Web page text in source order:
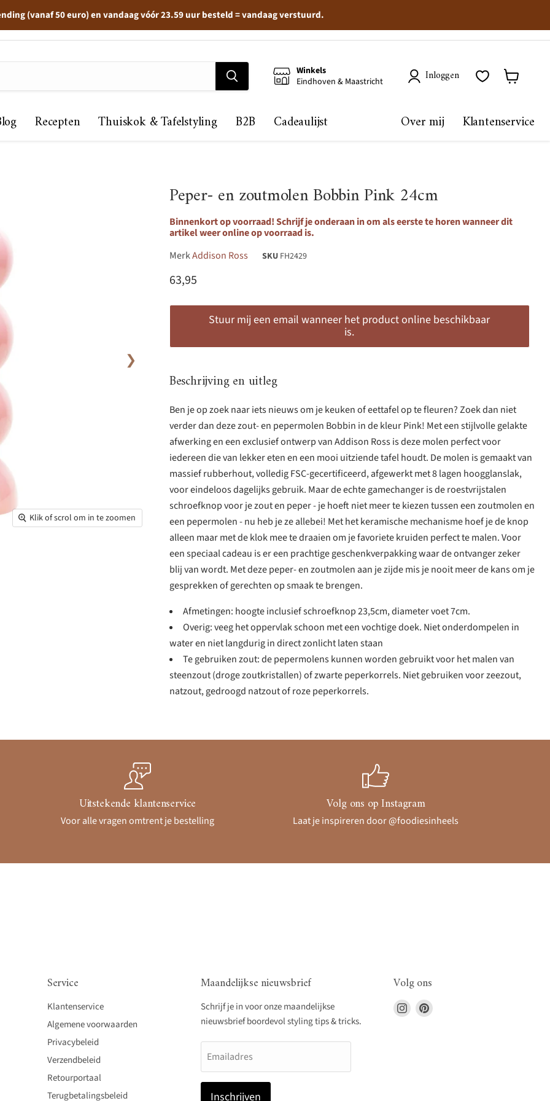
(vanaf 50 euro) en vandaag vóór 23.59 uur besteld = vandaag verstuurd.
Winkels
Eindhoven & Maastricht
Inloggen
Recepten Thuiskok & Tafelstyling B2B Cadeaulijst Over mij Klantenservice
Klik of scrol om in te zoomen
❯
Peper- en zoutmolen Bobbin Pink 24cm
Binnenkort op voorraad! Schrijf je onderaan in om als eerste te horen wanneer dit
artikel weer online op voorraad is.
MerkAddison Ross SKU FH2429
Huidige prijs
63,95
Stuur mij een email wanneer het product online beschikbaar
is.
Beschrijving en uitleg
Ben je op zoek naar iets nieuws om je keuken of eettafel op te fleuren? Zoek dan niet
verder dan deze zout- en pepermolen Bobbin in de kleur Pink! Met een stijlvolle gelakte
afwerking en een exclusief ontwerp van Addison Ross is deze molen perfect voor
iedereen die van lekker eten en een mooi uitziende tafel houdt. De molen is gemaakt van
massief rubberhout, volledig FSC-gecertificeerd, afgewerkt met 8 lagen hoogglanslak,
voor eindeloos dagelijks gebruik. Maar de echte gamechanger is de roestvrijstalen
schroefknop voor je zout en peper - je hoeft niet meer te kiezen tussen een zoutmolen en
een pepermolen - nu heb je ze allebei! Met het keramische mechanisme hoef je de knop
alleen maar met de klok mee te draaien om je favoriete kruiden perfect te malen. Voor
een speciaal cadeau is er een prachtige geschenkverpakking waar de ontvanger zeker
blij van wordt. Met deze peper- en zoutmolen aan je zijde mis je nooit meer de kans om je
gesprekken of gerechten op smaak te brengen.
Afmetingen: hoogte inclusief schroefknop 23,5cm, diameter voet 7cm.
Overig: veeg het oppervlak schoon met een vochtige doek. Niet onderdompelen in
water en niet langdurig in direct zonlicht laten staan
Te gebruiken zout: de pepermolens kunnen worden gebruikt voor het malen van
steenzout (droge zoutkristallen) of zwarte peperkorrels. Niet gebruiken voor zeezout,
natzout, gedroogd natzout of roze peperkorrels.
Uitstekende klantenservice
Voor alle vragen omtrent je bestelling
Volg ons op Instagram
Laat je inspireren door @foodiesinheels
Service
Klantenservice
Algemene voorwaarden
Privacybeleid
Verzendbeleid
Retourportaal
Terugbetalingsbeleid
Maandelijkse nieuwsbrief
Schrijf je in voor onze maandelijkse
nieuwsbrief boordevol styling tips & tricks.
Emailadres
Inschrijven
Volg ons
Vind
ons
Vind